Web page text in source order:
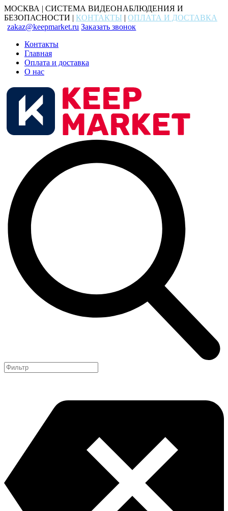
МОСКВА | СИСТЕМА ВИДЕОНАБЛЮДЕНИЯ И
БЕЗОПАСНОСТИ | КОНТАКТЫ | ОПЛАТА И ДОСТАВКА
zakaz@keepmarket.ru Заказать звонок
Контакты
Главная
Оплата и доставка
О нас